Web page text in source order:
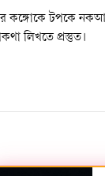
কঙ্গোকে টপকে
লিখতে প্রস্তুত।